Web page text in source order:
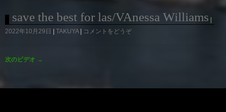
save the best for las/VAnessa Williams
2022年10月29日 TAKUYA コメントをどうぞ
次のビデオ →